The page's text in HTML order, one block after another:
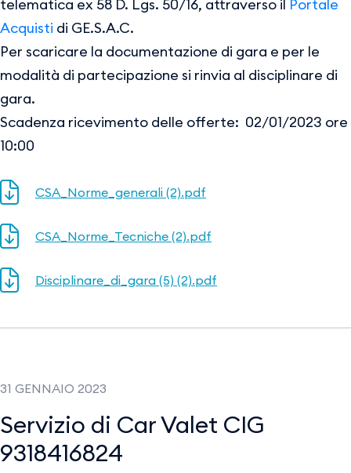
telematica ex 58 D. Lgs. 50/16, attraverso il Portale
Acquisti di GE.S.A.C.
Per scaricare la documentazione di gara e per le
modalità di partecipazione si rinvia al disciplinare di
gara.
Scadenza ricevimento delle offerte: 02/01/2023 ore
10:00
CSA_Norme_generali (2).pdf
CSA_Norme_Tecniche (2).pdf
Disciplinare_di_gara (5) (2).pdf
31 GENNAIO 2023
Servizio di Car Valet CIG
9318416824